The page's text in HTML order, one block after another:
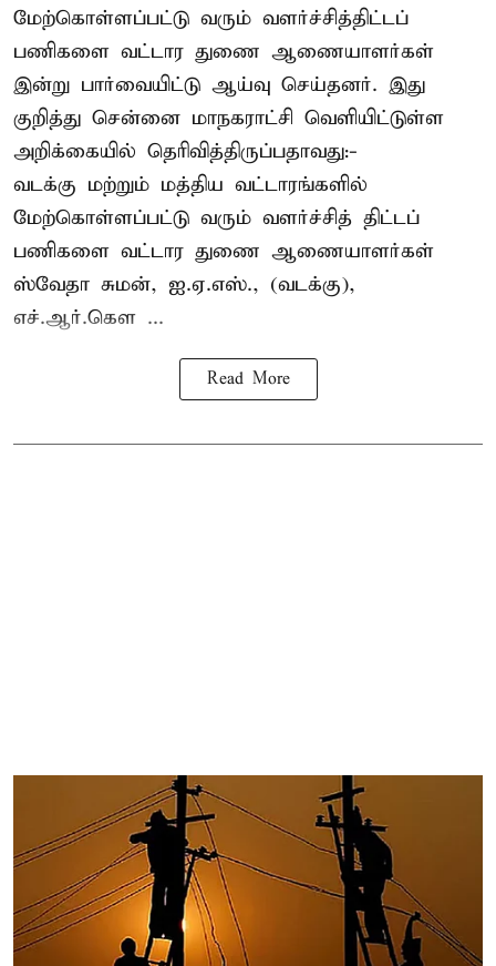
மேற்கொள்ளப்பட்டு வரும் வளர்ச்சித்திட்டப்
பணிகளை வட்டார துணை ஆணையாளர்கள்
இன்று பார்வையிட்டு ஆய்வு செய்தனர். இது
குறித்து சென்னை மாநகராட்சி வெளியிட்டுள்ள
அறிக்கையில் தெரிவித்திருப்பதாவது:-
வடக்கு மற்றும் மத்திய வட்டாரங்களில்
மேற்கொள்ளப்பட்டு வரும் வளர்ச்சித் திட்டப்
பணிகளை வட்டார துணை ஆணையாளர்கள்
ஸ்வேதா சுமன், ஐ.ஏ.எஸ்., (வடக்கு),
எச்.ஆர்.கௌ ...
Read More